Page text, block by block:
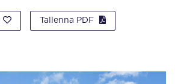
Tallenna PDF